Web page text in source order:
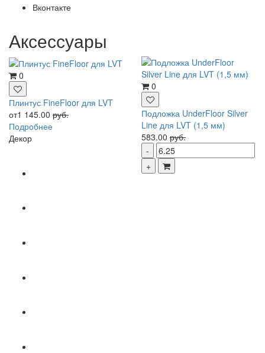
Вконтакте
Аксессуары
0
Плинтус FineFloor для LVT
от1 145.00 руб.
Подробнее
Декор
0
Подложка UnderFloor Silver
Line для LVT (1,5 мм)
583.00 руб.